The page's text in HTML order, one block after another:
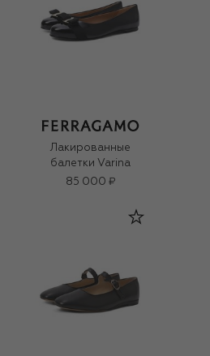
Лакированные
балетки Varina
85 000 ₽